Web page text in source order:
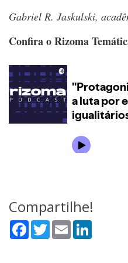
Gabriel R. Jaskulski,
Confira o Rizoma
Compartilhe!
Facebook
TwitterEmail